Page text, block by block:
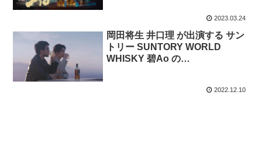
2023.03.24
岡田将生 井口理 が出演する サン
トリー SUNTORY WORLD
WHISKY 碧Ao の
2022.12.10